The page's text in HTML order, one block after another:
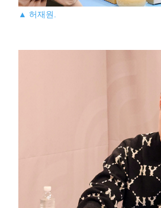
▲ 허재원.